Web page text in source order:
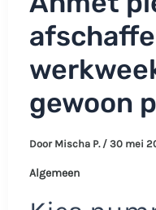
gewoon
Door Mischa P. / 30 mei
Algemeen